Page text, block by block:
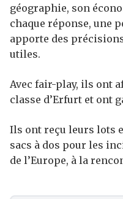
géographie, son
chaque réponse, une
apporte des
utiles.
Avec fair-play, ils ont
classe d’Erfurt et ont
Ils ont reçu leurs lots
sacs à dos pour les
de l’Europe, à la